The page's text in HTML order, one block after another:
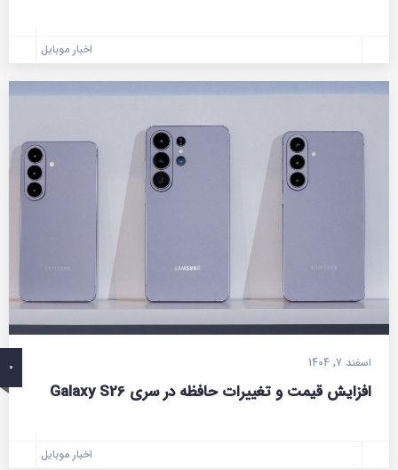
اخبار موبایل
0 اسفند 7, 1404
افزایش قیمت و تغییرات حافظه در سری Galaxy S26
اخبار موبایل